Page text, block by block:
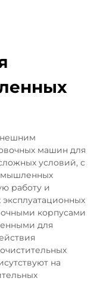
машин для
условий, с
работу и
корпусами
для
на